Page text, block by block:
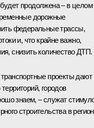
продолжена – в целом
дорожные
федеральные трассы,
и, что крайне важно,
снизить количество ДТП.
проекты дают
городов
знаем, – служат
строительства в